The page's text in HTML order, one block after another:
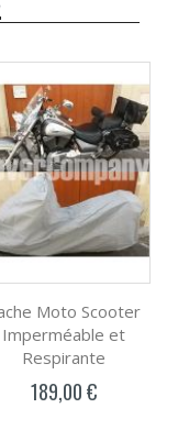
Moto Scooter
Imperméable et
Respirante
189,00 €